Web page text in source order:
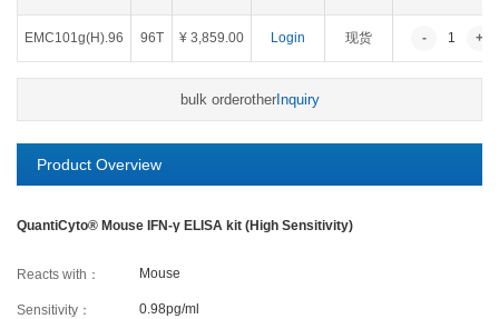
QuikCyto®ELISA(Quick Test)
OTHER REAGENTS
RESEARCH AREAS
Microbiology Neuroscience Cell Biology
Cardiovascular Signaling Transduction
SERVICES
EMC101g(H).96 96T ¥ 3,859.00 Login 现货 - 1 +
bulk orderotherInquiry
Product Overview
QuantiCyto® Mouse IFN-γ ELISA kit (High Sensitivity)
Reacts with： Mouse
Sensitivity： 0.98pg/ml